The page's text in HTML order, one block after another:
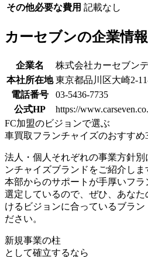
その他必要な費用 記載なし
カーセブンの企業情報
企業名
株式会社カーセブン
本社所在地 東京都品川区大崎2-
電話番号
03-5436-7735
公式HP
https://
FC加盟のビジョンで選ぶ
車買取フランチャイズのおすすめ
法人・個人それぞれの事業方針
ンチャイズブランドをご紹介しま
本部からのサポートが手厚いフ
選定 しているので、ぜひ、あな
けるビジョンに合っているブラン
ださい。
新規事業の柱
として確立するなら